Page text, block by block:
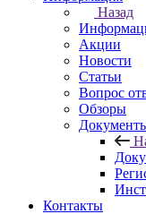
Назад
Акции
Новости
Статьи
Вопрос
Обзоры
Контакты